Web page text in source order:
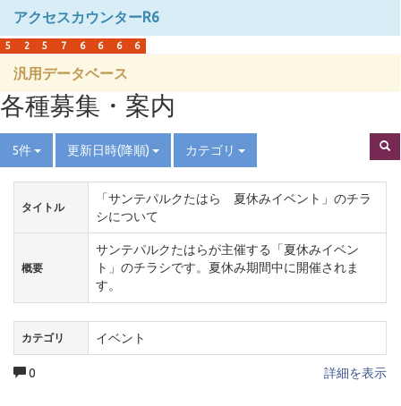
アクセスカウンターR6
5 2 5 7 6 6 6 6
汎用データベース
各種募集・案内
5件 更新日時(降順) カテゴリ
タイトル
「サンテパルクたはら 夏休みイベント」のチラ
シについて
概要
サンテパルクたはらが主催する「夏休みイベン
ト」のチラシです。夏休み期間中に開催されま
す。
カテゴリ イベント
0 詳細を表示